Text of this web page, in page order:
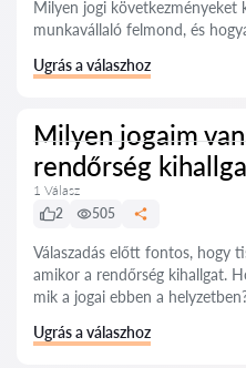
Milyen jogi következményeket
munkavállaló felmond, és
Ugrás a válaszhoz
Milyen jogaim
rendőrség
1 Válasz
2
505
Válaszadás előtt fontos, hogy
amikor a rendőrség kihallgat.
mik a jogai ebben a
Ugrás a válaszhoz